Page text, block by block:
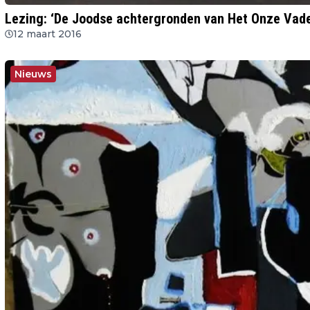
Lezing: ‘De Joodse achtergronden van Het Onze
12 maart 2016
Nieuws